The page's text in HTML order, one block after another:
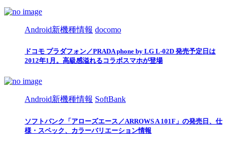
Android新機種情報 docomo
ドコモ プラダフォン／PRADA phone by LG L-02D 発売予定日は
2012年1月。高級感溢れるコラボスマホが登場
Android新機種情報 SoftBank
ソフトバンク「アローズエース／ARROWS A 101F」の発売日、仕
様・スペック、カラーバリエーション情報